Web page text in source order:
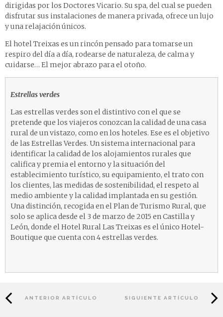
dirigidas por los Doctores Vicario. Su spa, del cual se pueden
disfrutar sus instalaciones de manera privada, ofrece un lujo
y una relajación únicos.
El hotel Treixas es un rincón pensado para tomarse un
respiro del día a día, rodearse de naturaleza, de calma y
cuidarse… El mejor abrazo para el otoño.
Estrellas verdes
Las estrellas verdes son el distintivo con el que se
pretende que los viajeros conozcan la calidad de una casa
rural de un vistazo, como en los hoteles. Ese es el objetivo
de las Estrellas Verdes. Un sistema internacional para
identificar la calidad de los alojamientos rurales que
califica y premia el entorno y la situación del
establecimiento turístico, su equipamiento, el trato con
los clientes, las medidas de sostenibilidad, el respeto al
medio ambiente y la calidad implantada en su gestión.
Una distinción, recogida en el Plan de Turismo Rural, que
solo se aplica desde el 3 de marzo de 2015 en Castilla y
León, donde el Hotel Rural Las Treixas es el único Hotel-
Boutique que cuenta con 4 estrellas verdes.
ANTERIOR ARTÍCULO SIGUIENTE ARTÍCULO